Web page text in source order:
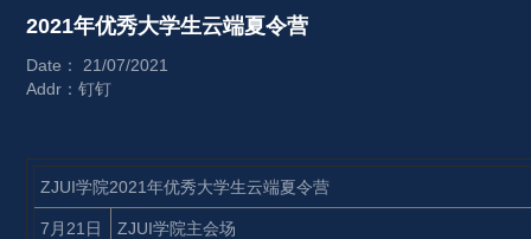
2021年优秀大学生云端夏令营
Date： 21/07/2021
Addr：钉钉
ZJUI学院2021年优秀大学生云端夏令营
7月21日
ZJUI学院主会场